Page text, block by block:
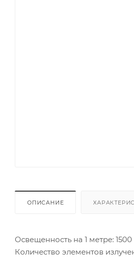
ОПИСАНИЕ
Освещенность на 1 метре:
Количество элементов